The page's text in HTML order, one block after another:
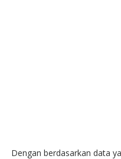
Dengan berdasarkan data